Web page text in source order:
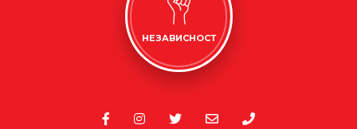
НЕЗАВИСНОСТ